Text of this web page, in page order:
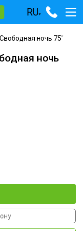
RU▾
ночь 75"
ночь